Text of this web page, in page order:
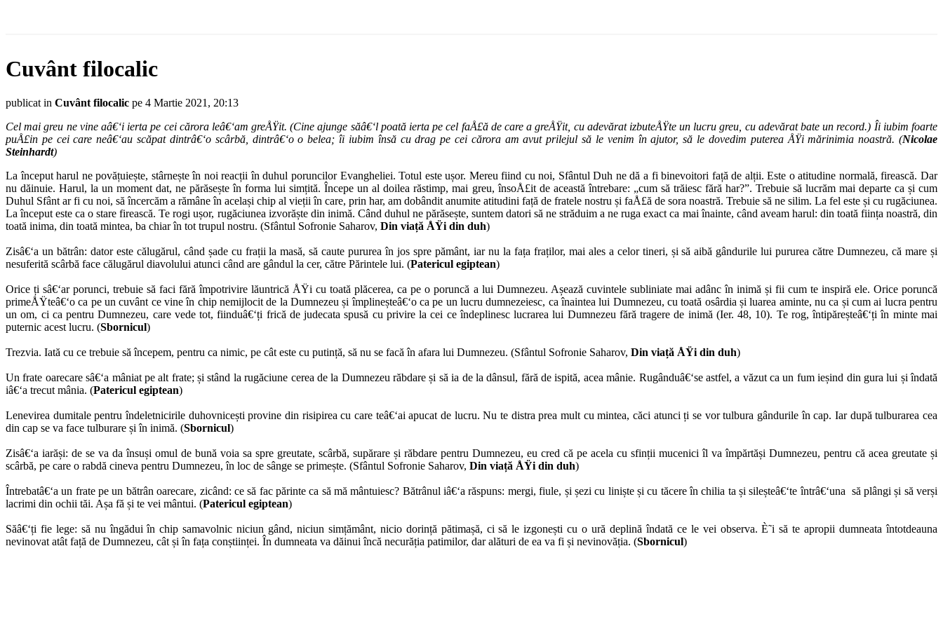
Cuvânt filocalic
publicat in Cuvânt filocalic pe 4 Martie 2021, 20:13
Cel mai greu ne vine aâ€‘i ierta pe cei cărora leâ€‘am greÅŸit. (Cine ajunge săâ€‘l poată ierta pe cel faÅ£ă de care a greÅŸit, cu adevărat izbuteÅŸte un lucru greu, cu adevărat bate un record.) Îi iubim foarte
puÅ£in pe cei care neâ€‘au scăpat dintrâ€‘o scârbă, dintrâ€‘o o belea; îi iubim însă cu drag pe cei cărora am avut prilejul să le venim în ajutor, să le dovedim puterea ÅŸi mărinimia noastră. (Nicolae
Steinhardt)
La început harul ne povățuiește, stârnește în noi reacții în duhul poruncilor Evangheliei. Totul este ușor. Mereu fiind cu noi, Sfântul Duh ne dă a fi binevoitori față de alții. Este o atitudine normală, firească. Dar
nu dăinuie. Harul, la un moment dat, ne părăsește în forma lui simțită. Începe un al doilea răstimp, mai greu, însoÅ£it de această întrebare: „cum să trăiesc fără har?”. Trebuie să lucrăm mai departe ca și cum
Duhul Sfânt ar fi cu noi, să încercăm a rămâne în același chip al vieții în care, prin har, am dobândit anumite atitudini față de fratele nostru și faÅ£ă de sora noastră. Trebuie să ne silim. La fel este și cu rugăciunea.
La început este ca o stare firească. Te rogi ușor, rugăciunea izvorăște din inimă. Când duhul ne părăsește, suntem datori să ne străduim a ne ruga exact ca mai înainte, când aveam harul: din toată ființa noastră, din
toată inima, din toată mintea, ba chiar în tot trupul nostru. (Sfântul Sofronie Saharov, Din viață ÅŸi din duh)
Zisâ€‘a un bătrân: dator este călugărul, când șade cu frații la masă, să caute pururea în jos spre pământ, iar nu la fața fraților, mai ales a celor tineri, și să aibă gândurile lui pururea către Dumnezeu, că mare și
nesuferită scârbă face călugărul diavolului atunci când are gândul la cer, către Părintele lui. (Patericul egiptean)
Orice ți sâ€‘ar porunci, trebuie să faci fără împotrivire lăuntrică ÅŸi cu toată plăcerea, ca pe o poruncă a lui Dumnezeu. Așează cuvintele subliniate mai adânc în inimă și fii cum te inspiră ele. Orice poruncă
primeÅŸteâ€‘o ca pe un cuvânt ce vine în chip nemijlocit de la Dumnezeu și împlineșteâ€‘o ca pe un lucru dumnezeiesc, ca înaintea lui Dumnezeu, cu toată osârdia și luarea aminte, nu ca și cum ai lucra pentru
un om, ci ca pentru Dumnezeu, care vede tot, fiinduâ€‘ți frică de judecata spusă cu privire la cei ce îndeplinesc lucrarea lui Dumnezeu fără tragere de inimă (Ier. 48, 10). Te rog, întipăreșteâ€‘ți în minte mai
puternic acest lucru. (Sbornicul)
Trezvia. Iată cu ce trebuie să începem, pentru ca nimic, pe cât este cu putință, să nu se facă în afara lui Dumnezeu. (Sfântul Sofronie Saharov, Din viață ÅŸi din duh)
Un frate oarecare sâ€‘a mâniat pe alt frate; și stând la rugăciune cerea de la Dumnezeu răbdare și să ia de la dânsul, fără de ispită, acea mânie. Rugânduâ€‘se astfel, a văzut ca un fum ieșind din gura lui și îndată
iâ€‘a trecut mânia. (Patericul egiptean)
Lenevirea dumitale pentru îndeletnicirile duhovnicești provine din risipirea cu care teâ€‘ai apucat de lucru. Nu te distra prea mult cu mintea, căci atunci ți se vor tulbura gândurile în cap. Iar după tulburarea cea
din cap se va face tulburare și în inimă. (Sbornicul)
Zisâ€‘a iarăși: de se va da însuși omul de bună voia sa spre greutate, scârbă, supărare și răbdare pentru Dumnezeu, eu cred că pe acela cu sfinții mucenici îl va împărtăși Dumnezeu, pentru că acea greutate și
scârbă, pe care o rabdă cineva pentru Dumnezeu, în loc de sânge se primește. (Sfântul Sofronie Saharov, Din viață ÅŸi din duh)
Întrebatâ€‘a un frate pe un bătrân oarecare, zicând: ce să fac părinte ca să mă mântuiesc? Bătrânul iâ€‘a răspuns: mergi, fiule, și șezi cu liniște și cu tăcere în chilia ta și sileșteâ€‘te întrâ€‘una să plângi și să verși
lacrimi din ochii tăi. Așa fă și te vei mântui. (Patericul egiptean)
Săâ€‘ți fie lege: să nu îngădui în chip samavolnic niciun gând, niciun simțământ, nicio dorință pătimașă, ci să le izgonești cu o ură deplină îndată ce le vei observa. È˜i să te apropii dumneata întotdeauna
nevinovat atât față de Dumnezeu, cât și în fața conștiinței. În dumneata va dăinui încă necurăția patimilor, dar alături de ea va fi și nevinovăția. (Sbornicul)